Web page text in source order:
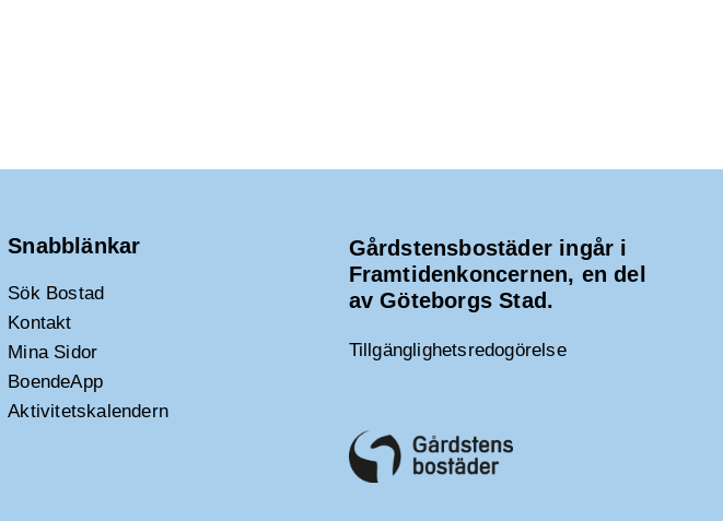
Snabblänkar
Sök Bostad
Kontakt
Mina Sidor
BoendeApp
Aktivitetskalendern
Gårdstensbostäder ingår i
Framtidenkoncernen, en del
av Göteborgs Stad.
Tillgänglighetsredogörelse